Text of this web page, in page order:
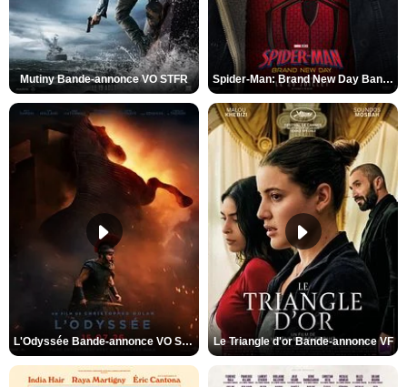
Mutiny Bande-annonce VO STFR Spider-Man: Brand New Day Bande-annonce VO STFR
L'Odyssée Bande-annonce VO STFR Le Triangle d'or Bande-annonce VF